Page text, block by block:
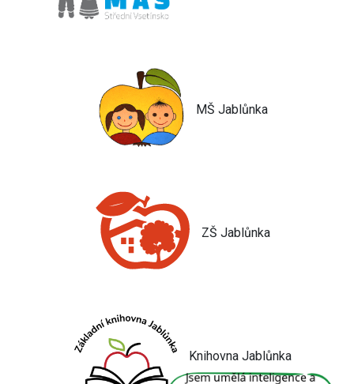
MŠ Jablůnka
ZŠ Jablůnka
Knihovna Jablůnka
Jsem umělá inteligence a